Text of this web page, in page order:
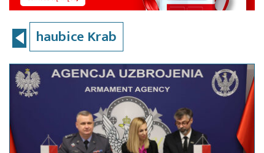
haubice Krab